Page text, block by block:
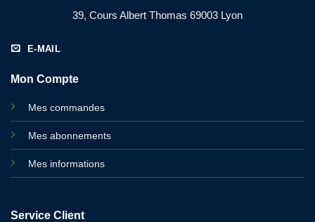
39, Cours Albert Thomas 69003 Lyon
E-MAIL
Mon Compte
Mes commandes
Mes abonnements
Mes informations
Service Client